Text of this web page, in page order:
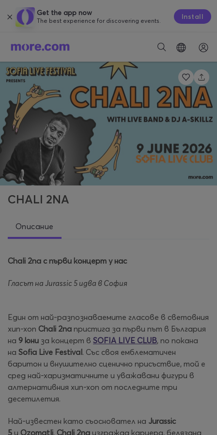
Get the app now
The best experience for discovering events. Install
CHALI 2NA
Описание
Chali 2na с първи концерт у нас
Гласът на Jurassic 5 идва в София
Един от най-разпознаваемите гласове в световния
хип-хоп Chali 2na пристига за първи път в България
на 9 юни за концерт в SOFIA LIVE CLUB, по покана
на Sofia Live Festival. Със своя емблематичен
баритон и внушително сценично присъствие, той е
сред най-харизматичните и уважавани фигури в
алтернативния хип-хоп от последните три
десетилетия.
Най-известен като съосновател на Jurassic
5 и Ozomatli, Chali 2na изгражда кариера, белязана